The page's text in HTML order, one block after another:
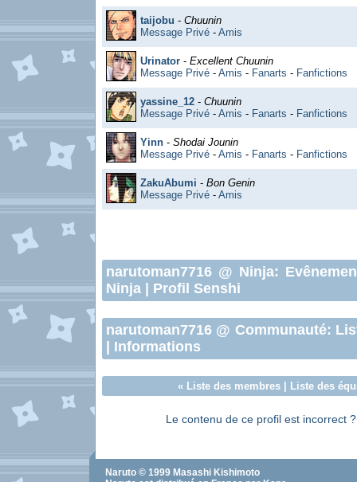
taijobu - Chuunin
Message Privé - Amis
Urinator - Excellent Chuunin
Message Privé - Amis - Fanarts - Fanfictions
yassine_12 - Chuunin
Message Privé - Amis - Fanarts - Fanfictions
Yinn - Shodai Jounin
Message Privé - Amis - Fanarts - Fanfictions
ZakuAbumi - Bon Genin
Message Privé - Amis
narutoman7716 @ Ninja:
Ninja
Profil Senshi
narutoman7716 @ Communauté:
Informations
« Liste des membres| Liste des
Le contenu de ce profil est incorrect
Naruto © 1999 Masashi Kishimoto